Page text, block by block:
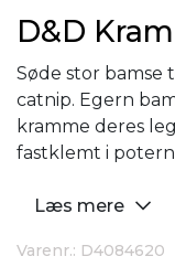
D&D
Søde stor bamse
catnip. Egern
kramme deres
fastklemt i
Læs mere
Varenr.: D4084620